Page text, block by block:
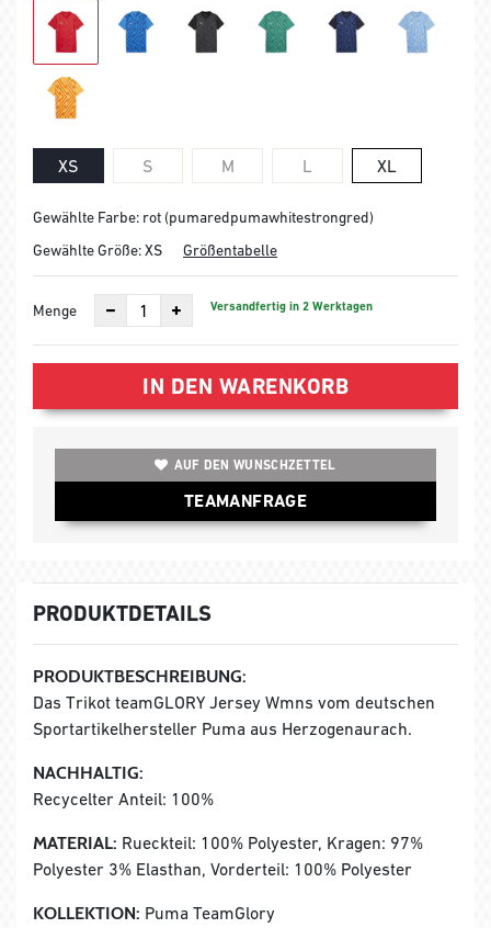
XS S M L XL
Gewählte Farbe: rot (pumaredpumawhitestrongred)
Gewählte Größe:XS Größentabelle
Menge Versandfertig in 2 Werktagen
IN DEN WARENKORB
AUF DEN WUNSCHZETTEL
TEAMANFRAGE
PRODUKTDETAILS
PRODUKTBESCHREIBUNG:
Das Trikot teamGLORY Jersey Wmns vom deutschen
Sportartikelhersteller Puma aus Herzogenaurach.
NACHHALTIG:
Recycelter Anteil: 100%
MATERIAL: Rueckteil: 100% Polyester, Kragen: 97%
Polyester 3% Elasthan, Vorderteil: 100% Polyester
KOLLEKTION: Puma TeamGlory